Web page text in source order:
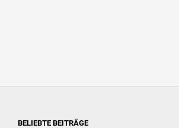
BELIEBTE BEITRÄGE